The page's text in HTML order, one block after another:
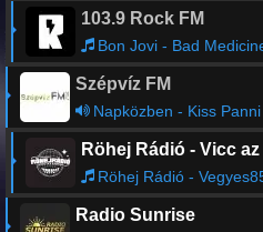
103.9 Rock FM
Bon Jovi - Bad
Szépvíz FM
Napközben - Kiss Panni
Röhej Rádió - Vicc
Röhej Rádió -
Radio Sunrise